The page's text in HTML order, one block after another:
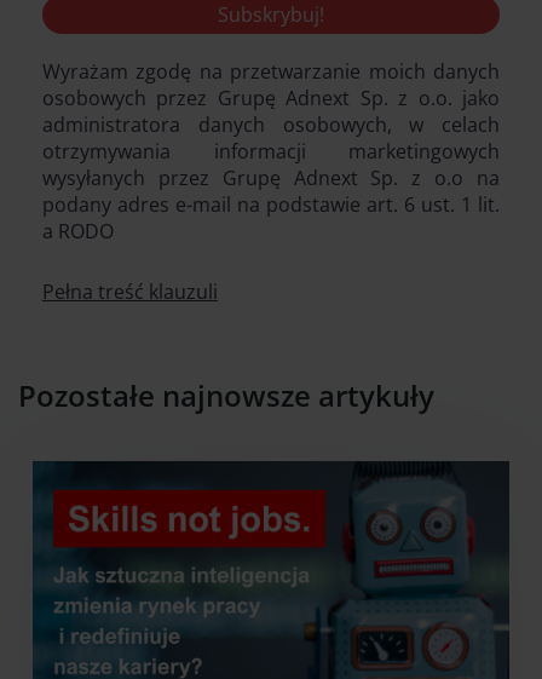
Wyrażam zgodę na przetwarzanie moich danych
osobowych przez Grupę Adnext Sp. z o.o. jako
administratora danych osobowych, w celach
otrzymywania informacji marketingowych
wysyłanych przez Grupę Adnext Sp. z o.o na
podany adres e-mail na podstawie art. 6 ust. 1 lit.
a RODO
Pełna treść klauzuli
Pozostałe najnowsze artykuły